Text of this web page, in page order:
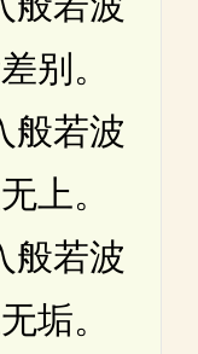
别。
若波
上。
若波
垢。